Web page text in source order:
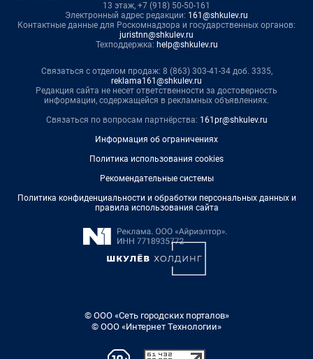
13 этаж, +7 (918) 50-50-161
Электронный адрес редакции: 161@shkulev.ru
Контактные данные для Роскомнадзора и государственных органов:
juristnn@shkulev.ru
Техподдержка: help@shkulev.ru
Связаться с отделом продаж: 8 (863) 303-41-34 доб. 3335,
reklama161@shkulev.ru
Редакция сайта не несет ответственности за достоверность
информации, содержащейся в рекламных объявлениях.
Связаться по вопросам партнёрства: 161pr@shkulev.ru
Информация об ограничениях
Политика использования cookies
Рекомендательные системы
Политика конфиденциальности и обработки персональных данных и
правила использования сайта
© ООО «Сеть городских порталов»
© ООО «Интернет Технологии»